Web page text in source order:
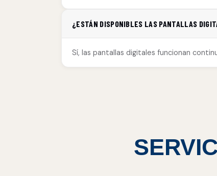
¿ESTÁN DISPONIBLES LAS PANTALLAS
Sí, las pantallas digitales funcionan